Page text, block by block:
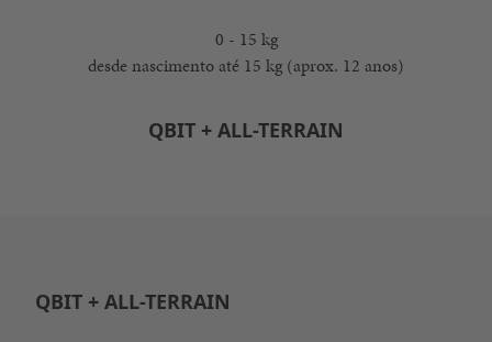
0 - 15 kg
desde nascimento até 15 kg (aprox. 12 anos)
QBIT + ALL-TERRAIN
QBIT + ALL-TERRAIN